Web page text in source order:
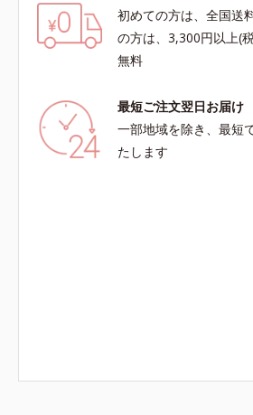
初めての方は、全国送
の方は、3,300円以上(
無料
最短ご注文翌日お届け
一部地域を除き、最短
たします